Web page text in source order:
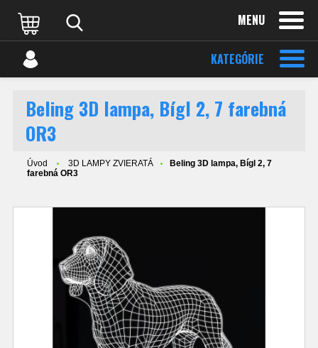
MENU
KATEGÓRIE
Beling 3D lampa, Bígl 2, 7 farebná
OR3
Úvod 3D LAMPY ZVIERATÁ
Beling 3D lampa, Bígl 2, 7
farebná OR3